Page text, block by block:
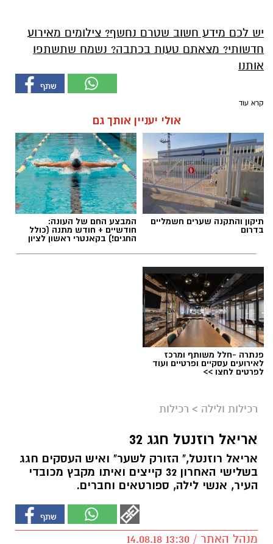
יש לכם מידע חשוב שטרם נחשף? צילומים מאירוע
חדשותי? מצאתם טעות בכתבה? נשמח שתשתפו
אותנו
קרא עוד
אולי יעניין אותך גם
תיקון והתקנה שערים חשמליים
בדרום
המבצע החם של העונה:
חודשיים + חודש מתנה (כולל
החגים!) בקאנטרי ראשון לציון
פנתרה -חלל משותף ומרכז
לאירועים עסקיים ופרטיים ועוד
לפרטים לחצו >>
רכילות ולילה > רכילות
אריאל רוזנטל חגג 32
אריאל רוזנטל," הזורק לשער" ואיש העסקים חגג
בשלישי האחרון 32 קייצים ואיתו מקבץ מכובדי
העיר, אנשי לילה, ספורטאים וחברים.
מנהל האתר / 13:30 14.08.18